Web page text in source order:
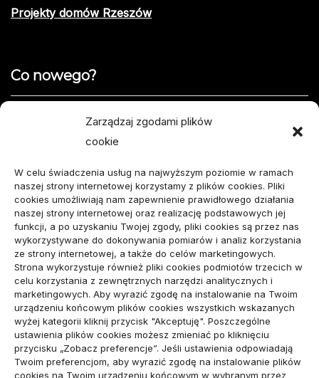
Zarządzaj zgodami plików
cookie
W celu świadczenia usług na najwyższym poziomie w ramach
naszej strony internetowej korzystamy z plików cookies. Pliki
cookies umożliwiają nam zapewnienie prawidłowego działania
naszej strony internetowej oraz realizację podstawowych jej
funkcji, a po uzyskaniu Twojej zgody, pliki cookies są przez nas
wykorzystywane do dokonywania pomiarów i analiz korzystania
ze strony internetowej, a także do celów marketingowych.
Strona wykorzystuje również pliki cookies podmiotów trzecich w
celu korzystania z zewnętrznych narzędzi analitycznych i
marketingowych. Aby wyrazić zgodę na instalowanie na Twoim
urządzeniu końcowym plików cookies wszystkich wskazanych
wyżej kategorii kliknij przycisk "Akceptuję". Poszczególne
ustawienia plików cookies możesz zmieniać po kliknięciu
przycisku „Zobacz preferencje”. Jeśli ustawienia odpowiadają
Twoim preferencjom, aby wyrazić zgodę na instalowanie plików
cookies na Twoim urządzeniu końcowym w wybranym przez
Projekty domów Rzeszów
Co nowego?
Jak opisać usterkę telefonu w formularzu naprawy
Projekty domów do 100 m² – jak zmieścić wszystko,
czego potrzebujesz?
Amortyzator Audi A6 C7 – najczęstsze usterki i
sposoby naprawy
Komunikacja marki osobistej przed kontaktem z
mediami
wizytówka nap